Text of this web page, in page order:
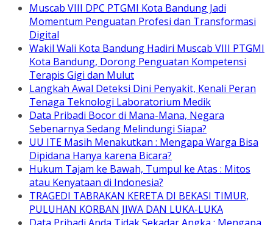
Muscab VIII DPC PTGMI Kota Bandung Jadi
Momentum Penguatan Profesi dan Transformasi
Digital
Wakil Wali Kota Bandung Hadiri Muscab VIII PTGMI
Kota Bandung, Dorong Penguatan Kompetensi
Terapis Gigi dan Mulut
Langkah Awal Deteksi Dini Penyakit, Kenali Peran
Tenaga Teknologi Laboratorium Medik
Data Pribadi Bocor di Mana-Mana, Negara
Sebenarnya Sedang Melindungi Siapa?
UU ITE Masih Menakutkan : Mengapa Warga Bisa
Dipidana Hanya karena Bicara?
Hukum Tajam ke Bawah, Tumpul ke Atas : Mitos
atau Kenyataan di Indonesia?
TRAGEDI TABRAKAN KERETA DI BEKASI TIMUR,
PULUHAN KORBAN JIWA DAN LUKA-LUKA